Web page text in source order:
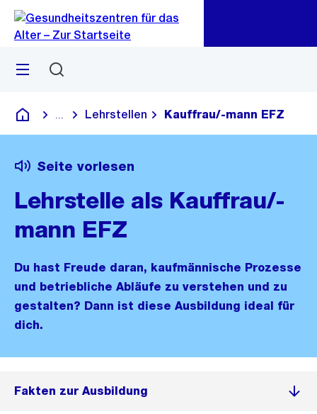
Navigation
Sprunglink
Menü
Gesundheitszentren für das Alter
Blende alle Breadcrumbs ein
Lehrstellen Kauffrau/-mann EFZ
Seite vorlesen
Lehrstelle als Kauffrau/-
mann EFZ
Du hast Freude daran, kaufmännische Prozesse
und betriebliche Abläufe zu verstehen und zu
gestalten? Dann ist diese Ausbildung ideal für
dich.
Fakten zur Ausbildung